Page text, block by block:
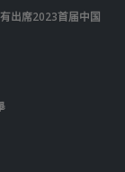
出席2023首届中国